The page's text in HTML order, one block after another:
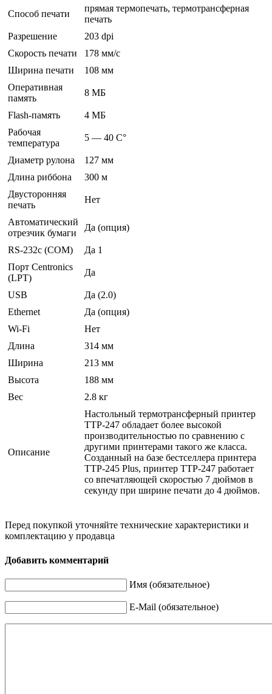
Способ печати
прямая термопечать, термотрансферная
печать
Разрешение
203 dpi
Скорость печати
178 мм/с
Ширина печати
108 мм
Оперативная
память
8 МБ
Flash-память
4 МБ
Рабочая
температура
5 — 40 C°
Диаметр рулона
127 мм
Длина риббона
300 м
Двусторонняя
печать
Нет
Автоматический
отрезчик бумаги
Да (опция)
RS-232c (COM)
Да 1
Порт Centronics
(LPT)
Да
USB
Да (2.0)
Ethernet
Да (опция)
Wi-Fi
Нет
Длина
314 мм
Ширина
213 мм
Высота
188 мм
Вес
2.8 кг
Описание
Настольный термотрансферный принтер
TTP-247 обладает более высокой
производительностью по сравнению с
другими принтерами такого же класса.
Созданный на базе бестселлера принтера
TTP-245 Plus, принтер TTP-247 работает
со впечатляющей скоростью 7 дюймов в
секунду при ширине печати до 4 дюймов.
Перед покупкой уточняйте технические характеристики и
комплектацию у продавца
Добавить комментарий
Имя (обязательное)
E-Mail (обязательное)